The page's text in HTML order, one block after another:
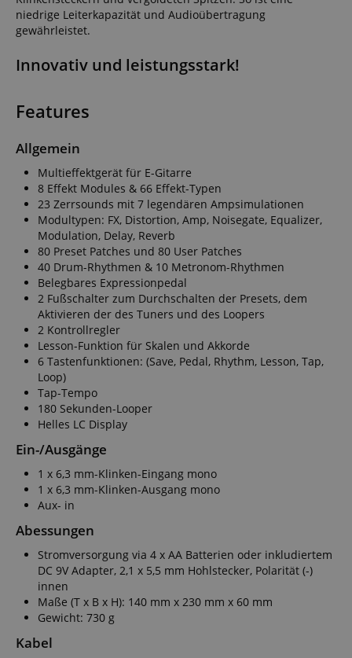
niedrige Leiterkapazität und Audioübertragung
gewährleistet.
Innovativ und leistungsstark!
Features
Allgemein
Multieffektgerät für E-Gitarre
8 Effekt Modules & 66 Effekt-Typen
23 Zerrsounds mit 7 legendären Ampsimulationen
Modultypen: FX, Distortion, Amp, Noisegate, Equalizer,
Modulation, Delay, Reverb
80 Preset Patches und 80 User Patches
40 Drum-Rhythmen & 10 Metronom-Rhythmen
Belegbares Expressionpedal
2 Fußschalter zum Durchschalten der Presets, dem
Aktivieren der des Tuners und des Loopers
2 Kontrollregler
Lesson-Funktion für Skalen und Akkorde
6 Tastenfunktionen: (Save, Pedal, Rhythm, Lesson, Tap,
Loop)
Tap-Tempo
180 Sekunden-Looper
Helles LC Display
Ein-/Ausgänge
1 x 6,3 mm-Klinken-Eingang mono
1 x 6,3 mm-Klinken-Ausgang mono
Aux- in
Abessungen
Stromversorgung via 4 x AA Batterien oder inkludiertem
DC 9V Adapter, 2,1 x 5,5 mm Hohlstecker, Polarität (-)
innen
Maße (T x B x H): 140 mm x 230 mm x 60 mm
Gewicht: 730 g
Kabel